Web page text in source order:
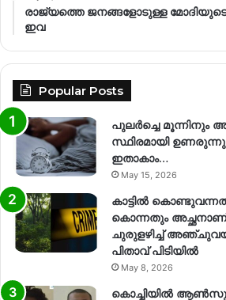
രാജ്യത്തെ ജനങ്ങളോടുള്ള
ഇവ
Popular Posts
പുലർച്ചെ മൂന്നിനും
സ്ഥിരമായി
ഇതാകാം…
May 15, 2026
കാട്ടിൽ
കൊന്നതും
ചുരുളഴിച്ച്
പിതാവ് പിടിയിൽ
May 8, 2026
കൊച്ചിയിൽ